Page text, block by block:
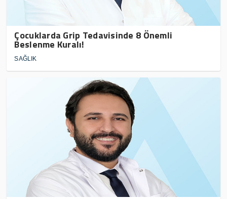
Çocuklarda Grip Tedavisinde 8 Önemli
Beslenme Kuralı!
SAĞLIK